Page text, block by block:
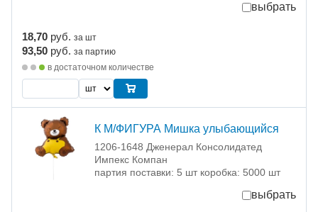
выбрать
18,70 руб. за шт
93,50 руб. за партию
в достаточном количестве
К М/ФИГУРА Мишка улыбающийся
1206-1648 Дженерал Консолидатед
Импекс Компан
партия поставки: 5 шт коробка: 5000 шт
выбрать